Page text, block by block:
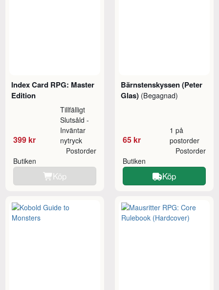
Index Card RPG: Master
Edition
399 kr
Tillfälligt
Slutsåld -
Inväntar
nytryck
Butiken
Postorder
Köp
Bärnstenskyssen (Peter
Glas) (Begagnad)
65 kr
1 på
postorder
Butiken
Postorder
Köp